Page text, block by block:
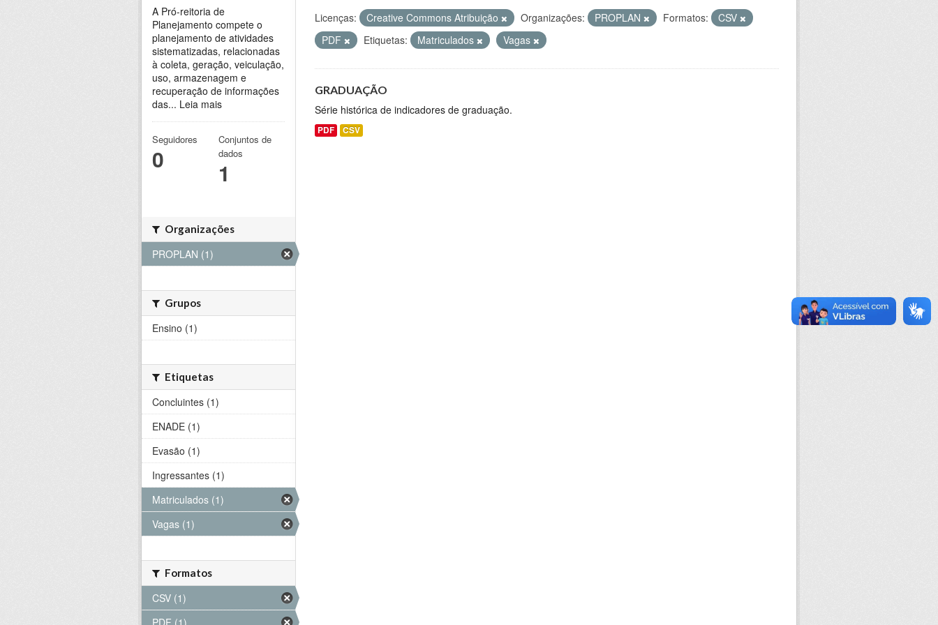
Licenças: Creative Commons Atribuição Organizações: PROPLAN Formatos:
CSV
PDF
Etiquetas: Matriculados Vagas
GRADUAÇÃO
Série histórica de indicadores de graduação.
PDF CSV
A Pró-reitoria de
Planejamento compete o
planejamento de atividades
sistematizadas, relacionadas
à coleta, geração, veiculação,
uso, armazenagem e
recuperação de informações
das... Leia mais
Seguidores
0
Conjuntos de
dados
1
Organizações
PROPLAN (1)
Grupos
Ensino (1)
Etiquetas
Concluintes (1)
ENADE (1)
Evasão (1)
Ingressantes (1)
Matriculados (1)
Vagas (1)
Formatos
CSV (1)